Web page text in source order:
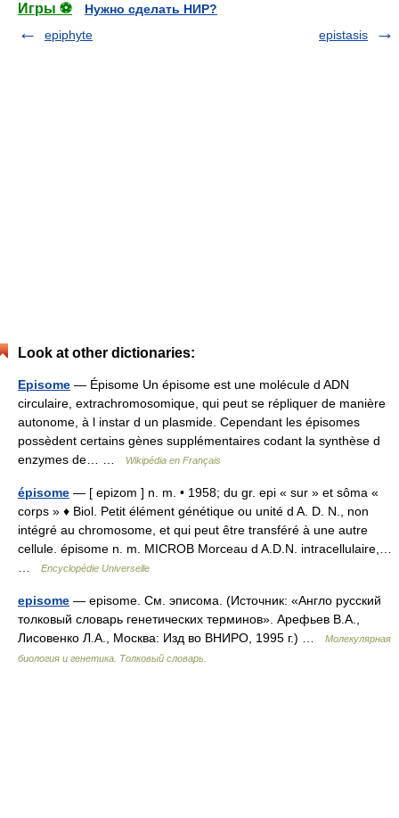
Игры ⚽
Нужно сделать НИР?
epiphyte
epistasis
Look at other dictionaries:
Episome — Épisome Un épisome est une molécule d ADN
circulaire, extrachromosomique, qui peut se répliquer de manière
autonome, à l instar d un plasmide. Cependant les épisomes
possèdent certains gènes supplémentaires codant la synthèse d
enzymes de… …
Wikipédia en Français
épisome — [ epizom ] n. m. • 1958; du gr. epi « sur » et sôma «
corps » ♦ Biol. Petit élément génétique ou unité d A. D. N., non
intégré au chromosome, et qui peut être transféré à une autre
cellule. épisome n. m. MICROB Morceau d A.D.N. intracellulaire,…
Encyclopédie Universelle
episome — episome. См. эписома. (Источник: «Англо русский
толковый словарь генетических терминов». Арефьев В.А.,
Лисовенко Л.А., Москва: Изд во ВНИРО, 1995 г.) …
Молекулярная
биология и генетика. Толковый словарь.